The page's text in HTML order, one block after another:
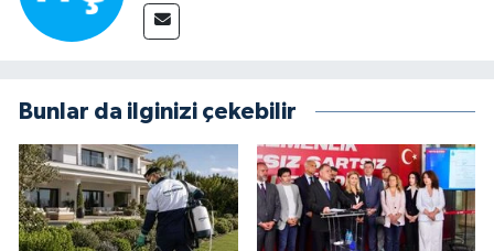
Bunlar da ilginizi çekebilir